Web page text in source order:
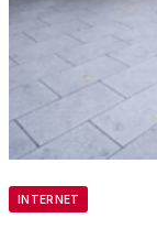
INTERNET